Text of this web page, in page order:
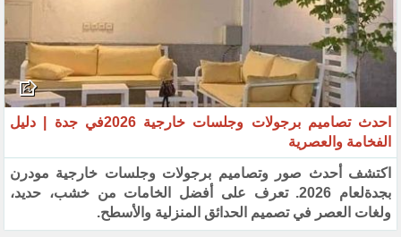
احدث تصاميم برجولات وجلسات خارجية 2026في جدة | دليل
الفخامة والعصرية
اكتشف أحدث صور وتصاميم برجولات وجلسات خارجية مودرن
بجدةلعام 2026. تعرف على أفضل الخامات من خشب، حديد،
ولغات العصر في تصميم الحدائق المنزلية والأسطح.